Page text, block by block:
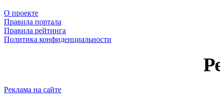
О проекте
Правила портала
Правила рейтинга
Политика конфиденциальности
Реклама на сайте